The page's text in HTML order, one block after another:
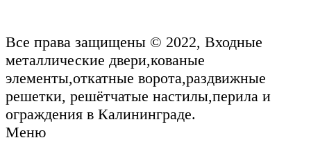
Все права защищены © 2022, Входные
металлические двери,кованые
элементы,откатные ворота,раздвижные
решетки, решётчатые настилы,перила и
ограждения в Калининграде.
Меню